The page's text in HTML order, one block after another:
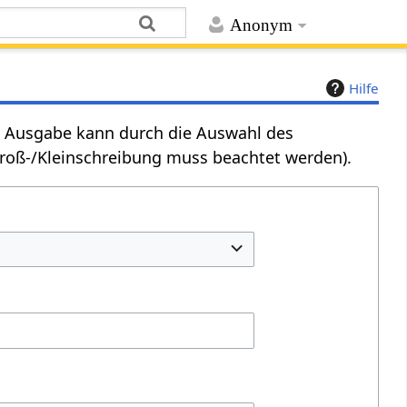
Anonym
Hilfe
kann durch die Auswahl des
Kleinschreibung muss beachtet werden).